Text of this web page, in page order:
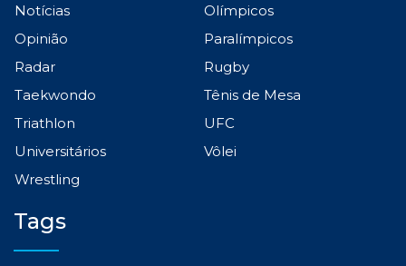
Notícias
Olímpicos
Opinião
Paralímpicos
Radar
Rugby
Taekwondo
Tênis de Mesa
Triathlon
UFC
Universitários
Vôlei
Wrestling
Tags